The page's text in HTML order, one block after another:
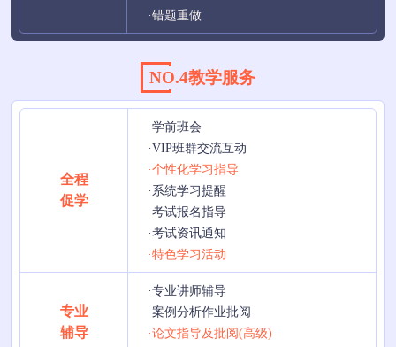
·错题重做
NO.4教学服务
全程
促学
·学前班会
·VIP班群交流互动
·个性化学习指导
·系统学习提醒
·考试报名指导
·考试资讯通知
·特色学习活动
专业
辅导
·专业讲师辅导
·案例分析作业批阅
·论文指导及批阅(高级)